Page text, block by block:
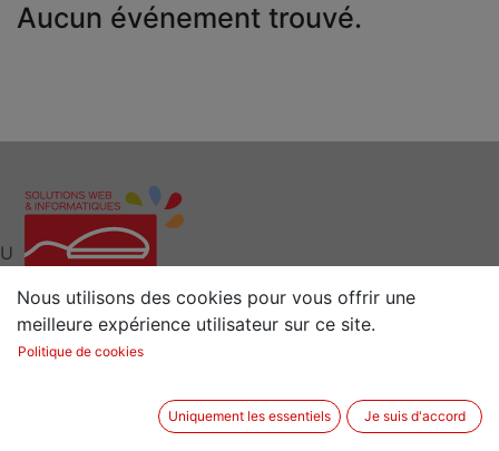
Aucun événement trouvé.
Interlocuteur clé pour vos Solutions Web et
Informatiques
2 rue de la Sénestrais
U
Nous utilisons des cookies pour vous offrir une
meilleure expérience utilisateur sur ce site.
Politique de cookies
Uniquement les essentiels Je suis d'accord